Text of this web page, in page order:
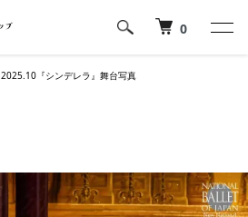
0
2025.10『シンデレラ』舞台写真